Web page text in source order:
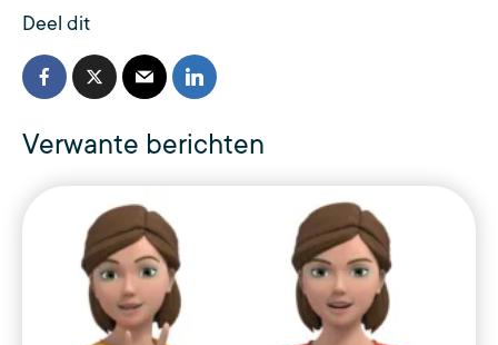
Deel dit
Verwante berichten